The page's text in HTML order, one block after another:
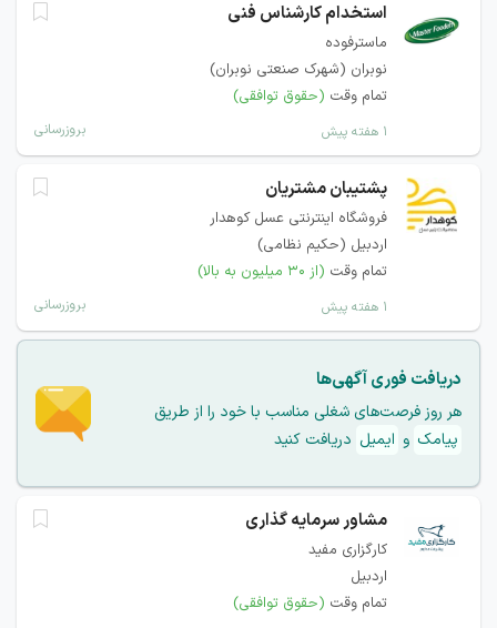
استخدام کارشناس فنی
ماسترفوده
نوبران (شهرک صنعتی نوبران)
تمام وقت (حقوق توافقی)
۱ هفته پیش بروزرسانی
پشتیبان مشتریان
فروشگاه اینترنتی عسل کوهدار
اردبیل (حکیم نظامی)
تمام وقت (از ۳۰ میلیون به بالا)
۱ هفته پیش بروزرسانی
دریافت فوری آگهی‌ها
هر روز فرصت‌های شغلی مناسب با خود را از طریق
پیامک و ایمیل دریافت کنید
مشاور سرمایه گذاری
کارگزاری مفید
اردبیل
تمام وقت (حقوق توافقی)